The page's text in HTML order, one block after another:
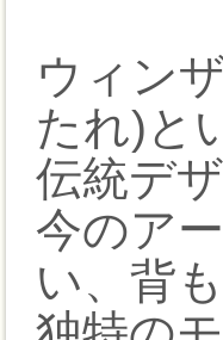
ウィン
たれ)と
伝統デ
今のア
い、背